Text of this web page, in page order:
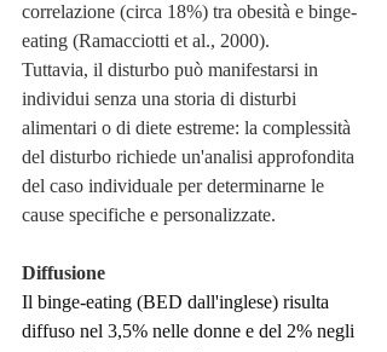
correlazione (circa 18%) tra obesità e binge-
eating (Ramacciotti et al., 2000).
Tuttavia, il disturbo può manifestarsi in
individui senza una storia di disturbi
alimentari o di diete estreme: la complessità
del disturbo richiede un'analisi approfondita
del caso individuale per determinarne le
cause specifiche e personalizzate.
Diffusione
Il binge-eating (BED dall'inglese) risulta
diffuso nel 3,5% nelle donne e del 2% negli